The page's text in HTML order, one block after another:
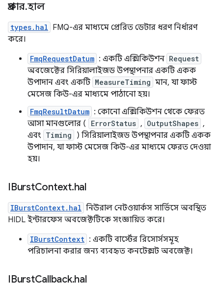
প্রকার.হাল
types.hal FMQ-এর মাধ্যমে প্রেরিত ডেটার ধরণ নির্ধারণ
করে।
FmqRequestDatum : একটি এক্সিকিউশন Request
অবজেক্টের সিরিয়ালাইজড উপস্থাপনার একটি একক
উপাদান এবং একটি MeasureTiming মান, যা ফাস্ট
মেসেজ কিউ-এর মাধ্যমে পাঠানো হয়।
FmqResultDatum : কোনো এক্সিকিউশন থেকে ফেরত
আসা মানগুলোর (
ErrorStatus , OutputShapes ,
এবং Timing
) সিরিয়ালাইজড উপস্থাপনার একটি একক
উপাদান, যা ফাস্ট মেসেজ কিউ-এর মাধ্যমে ফেরত দেওয়া
হয়।
IBurstContext.hal
IBurstContext.hal নিউরাল নেটওয়ার্কস সার্ভিসে অবস্থিত
HIDL ইন্টারফেস অবজেক্টটিকে সংজ্ঞায়িত করে।
IBurstContext : একটি বার্স্টের রিসোর্সসমূহ
পরিচালনা করার জন্য ব্যবহৃত কনটেক্সট অবজেক্ট।
IBurstCallback.hal